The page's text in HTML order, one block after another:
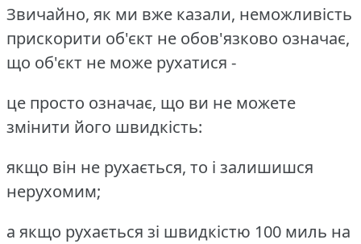
Звичайно, як ми вже казали, неможливість
прискорити об'єкт не обов'язково означає,
що об'єкт не може рухатися -
це просто означає, що ви не можете
змінити його швидкість:
якщо він не рухається, то і залишишся
нерухомим;
а якщо рухається зі швидкістю 100 миль на